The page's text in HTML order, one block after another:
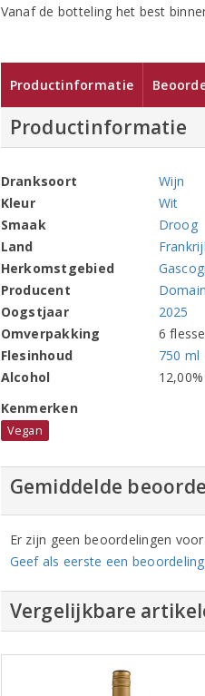
Vanaf de botteling het best
Productinformatie
Productinformatie
Dranksoort
Wijn
Kleur
Wit
Smaak
Droog
Land
Herkomstgebied
Producent
Oogstjaar
2025
Omverpakking
6
Flesinhoud
750 ml
Alcohol
12,00%
Kenmerken
Vegan
Gemiddelde
Er zijn geen beoordelingen
Geef als eerste een beoordeling
Vergelijkbare